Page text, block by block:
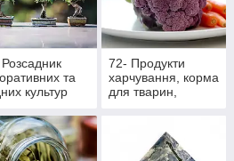
та
культур
72- Продукти
харчування, корма
для тварин,